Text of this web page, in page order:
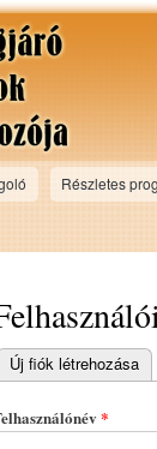
Részletes
Új fiók létrehozása
*